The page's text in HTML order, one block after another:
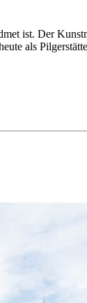
ist. Der
als